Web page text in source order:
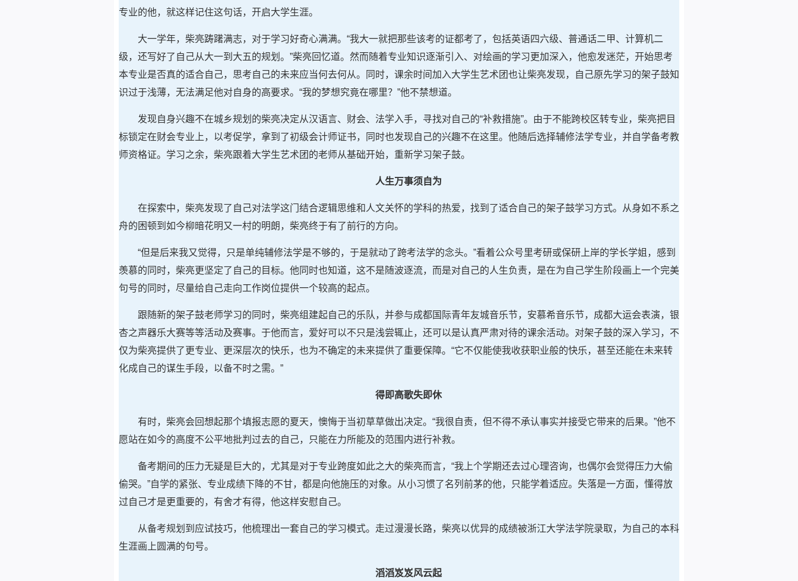
专业的他，就这样记住这句话，开启大学生涯。
大一学年，柴亮踌躇满志，对于学习好奇心满满。“我大一就把那些该考的证都考了，包括英语四六级、普通话二甲、计算机二
级，还写好了自己从大一到大五的规划。”柴亮回忆道。然而随着专业知识逐渐引入、对绘画的学习更加深入，他愈发迷茫，开始思考
本专业是否真的适合自己，思考自己的未来应当何去何从。同时，课余时间加入大学生艺术团也让柴亮发现，自己原先学习的架子鼓知
识过于浅薄，无法满足他对自身的高要求。“我的梦想究竟在哪里？”他不禁想道。
发现自身兴趣不在城乡规划的柴亮决定从汉语言、财会、法学入手，寻找对自己的“补救措施”。由于不能跨校区转专业，柴亮把目
标锁定在财会专业上，以考促学，拿到了初级会计师证书，同时也发现自己的兴趣不在这里。他随后选择辅修法学专业，并自学备考教
师资格证。学习之余，柴亮跟着大学生艺术团的老师从基础开始，重新学习架子鼓。
人生万事须自为
在探索中，柴亮发现了自己对法学这门结合逻辑思维和人文关怀的学科的热爱，找到了适合自己的架子鼓学习方式。从身如不系之
舟的困顿到如今柳暗花明又一村的明朗，柴亮终于有了前行的方向。
“但是后来我又觉得，只是单纯辅修法学是不够的，于是就动了跨考法学的念头。”看着公众号里考研或保研上岸的学长学姐，感到
羡慕的同时，柴亮更坚定了自己的目标。他同时也知道，这不是随波逐流，而是对自己的人生负责，是在为自己学生阶段画上一个完美
句号的同时，尽量给自己走向工作岗位提供一个较高的起点。
跟随新的架子鼓老师学习的同时，柴亮组建起自己的乐队，并参与成都国际青年友城音乐节，安慕希音乐节，成都大运会表演，银
杏之声器乐大赛等等活动及赛事。于他而言，爱好可以不只是浅尝辄止，还可以是认真严肃对待的课余活动。对架子鼓的深入学习，不
仅为柴亮提供了更专业、更深层次的快乐，也为不确定的未来提供了重要保障。“它不仅能使我收获职业般的快乐，甚至还能在未来转
化成自己的谋生手段，以备不时之需。”
得即高歌失即休
有时，柴亮会回想起那个填报志愿的夏天，懊悔于当初草草做出决定。“我很自责，但不得不承认事实并接受它带来的后果。”他不
愿站在如今的高度不公平地批判过去的自己，只能在力所能及的范围内进行补救。
备考期间的压力无疑是巨大的，尤其是对于专业跨度如此之大的柴亮而言，“我上个学期还去过心理咨询，也偶尔会觉得压力大偷
偷哭。”自学的紧张、专业成绩下降的不甘，都是向他施压的对象。从小习惯了名列前茅的他，只能学着适应。失落是一方面，懂得放
过自己才是更重要的，有舍才有得，他这样安慰自己。
从备考规划到应试技巧，他梳理出一套自己的学习模式。走过漫漫长路，柴亮以优异的成绩被浙江大学法学院录取，为自己的本科
生涯画上圆满的句号。
滔滔岌岌风云起